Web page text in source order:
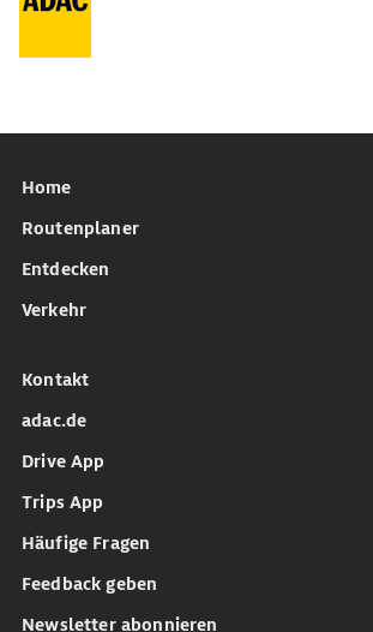
Home
Routenplaner
Entdecken
Verkehr
Kontakt
adac.de
Drive App
Trips App
Häufige Fragen
Feedback geben
Newsletter abonnieren